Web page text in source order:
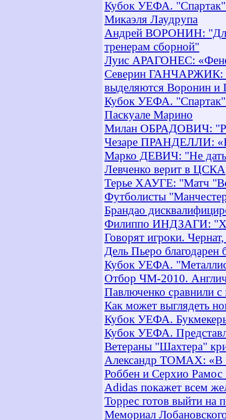
Кубок УЕФА. "Спартак"
Микаэля Лаудрупа
Андрей ВОРОНИН: "Для
тренерам сборной"
Луис АРАГОНЕС:
Северин ГАНЧАРЖИК:
выделяются Воронин и
Кубок УЕФА. "Спартак"
Паскуале Марино
Милан ОБРАДОВИЧ:
Чезаре ПРАНДЕЛЛИ:
Марко ДЕВИЧ: "Не дать
Левченко верит в ЦСКА
Терье ХАУГЕ: "Матч
Футболисты
Брандао
Филиппо ИНДЗАГИ:
Говорят игроки.
Дель Пьеро
Кубок УЕФА.
Отбор ЧМ-2010.
Павлюченко сравнили с
Как может выглядеть
Кубок УЕФА.
Кубок УЕФА.
Ветераны "Шахтера"
Александр ТОМАХ: «В
Роббен и Серхио
Adidas покажет всем
Торрес готов выйти на
Мемориал